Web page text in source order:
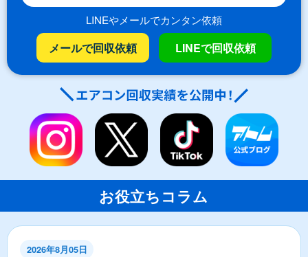
LINEやメールでカンタン依頼
メールで回収依頼 LINEで回収依頼
お役立ちコラム
2026年8月05日